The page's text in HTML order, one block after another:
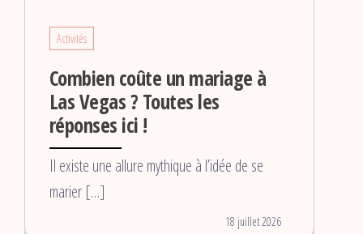
Activités
Combien coûte un mariage à
Las Vegas ? Toutes les
réponses ici !
Il existe une allure mythique à l’idée de se
marier […]
18 juillet 2026